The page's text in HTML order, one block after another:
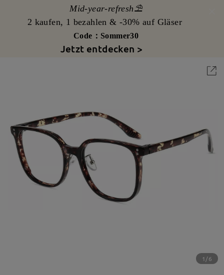
Mid-year-refresh⛱️
2 kaufen, 1 bezahlen & -30% auf Gläser
Code：Sommer30
Jetzt entdecken >
1/6